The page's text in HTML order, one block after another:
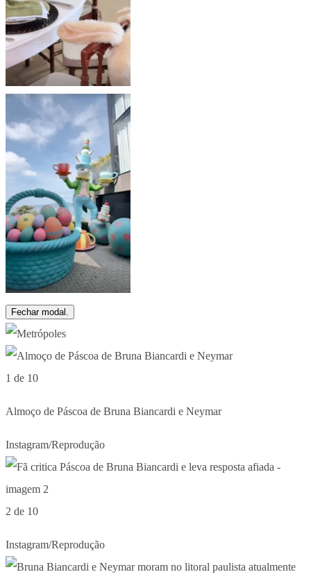
Fechar modal.
1 de 10
Almoço de Páscoa de Bruna Biancardi e Neymar
Instagram/Reprodução
2 de 10
Instagram/Reprodução